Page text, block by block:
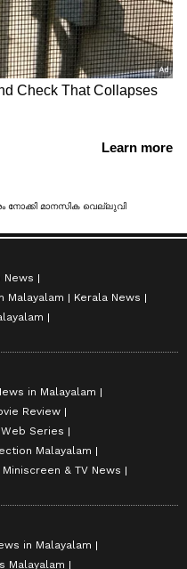
News
Malayalam
Kerala News
in Malayalam
Review
Series
Malayalam
Miniscreen & TV News
in Malayalam
Malayalam